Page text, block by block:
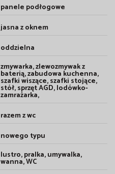
panele podłogowe
jasna z oknem
oddzielna
zmywarka, zlewozmywak z
baterią, zabudowa kuchenna,
szafki wiszące, szafki stojące,
stół, sprzęt AGD, lodówko-
zamrażarka,
razem z wc
nowego typu
lustro, pralka, umywalka,
wanna, WC